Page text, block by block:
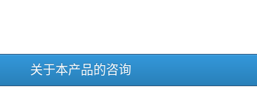
关于本产品的咨询